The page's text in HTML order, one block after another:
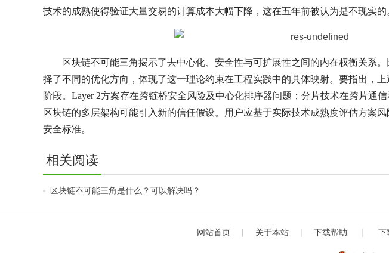
技术的成熟使得验证大量交易的计算成本大幅下降，这在五年前被认为是不现实的
区块链不可能三角揭示了去中心化、安全性与可扩展性之间的内在权衡关系
择了不同的优化方向，体现了这一理论约束在工程实践中的具体映射。要指出，
阶段。Layer 2方案存在跨链桥安全风险及中心化排序器问题；分片技术在跨片通
区块链的多层架构可能引入新的信任假设。用户应基于实际技术成熟度评估方案
安全标准。
相关阅读
区块链不可能三角是什么？可以解决吗？
网站首页 | 关于本站 | 下载帮助 下